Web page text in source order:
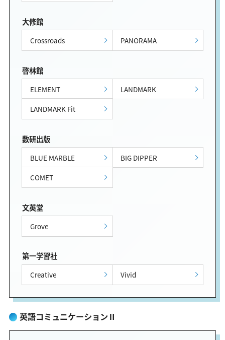
大修館
Crossroads PANORAMA
啓林館
ELEMENT
LANDMARK
LANDMARK Fit
数研出版
BLUE MARBLE
BIG DIPPER
COMET
文英堂
Grove
第一学習社
Creative Vivid
英語コミュニケーションⅡ